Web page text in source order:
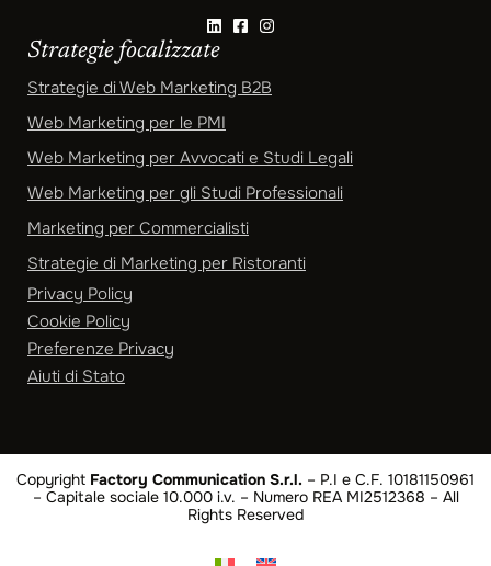
Strategie focalizzate
Strategie di Web Marketing B2B
Web Marketing per le PMI
Web Marketing per Avvocati e Studi Legali
Web Marketing per gli Studi Professionali
Marketing per Commercialisti
Strategie di Marketing per Ristoranti
Privacy Policy
Cookie Policy
Preferenze Privacy
Aiuti di Stato
Copyright Factory Communication S.r.l. – P.I e C.F. 10181150961
– Capitale sociale 10.000 i.v. – Numero REA MI2512368 – All
Rights Reserved